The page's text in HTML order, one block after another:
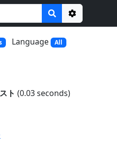
Options
Language All
ト (0.03 seconds)